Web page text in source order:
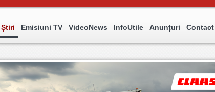
Știri Emisiuni TV VideoNews InfoUtile Anunțuri Contact